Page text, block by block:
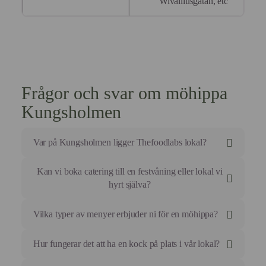
Frågor och svar om möhippa
Kungsholmen
Var på Kungsholmen ligger Thefoodlabs lokal?
Vår Food Studio ligger på Ynglingagatan 12 i
Vasastan, nära Odenplan med utmärkta
Kan vi boka catering till en festvåning eller lokal vi
hyrt själva?
Absolut, vi erbjuder fullständig service med kockar
och personal till den lokal ni valt i
Vilka typer av menyer erbjuder ni för en möhippa?
Vi erbjuder allt från interaktiva matlagningskurser med
specifika teman till sharing-menyer, bufféer och
Hur fungerar det att ha en kock på plats i vår lokal?